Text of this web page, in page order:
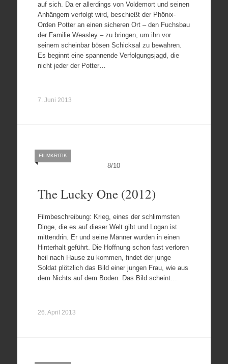
auf sich. Da er allerdings von Voldemort und seinen
Anhängern verfolgt wird, beschießt der Phönix-
Orden Potter an einen sicheren Ort – den Fuchsbau
der Familie Weasley – zu bringen, um ihn vor
seinem scheinbar bösen Schicksal zu bewahren.
Es beginnt eine spannende Verfolgungsjagd, die
nicht jeder der Potter…
7. Juni 2013
8/10
FILMKRITIK
The Lucky One (2012)
Filmbeschreibung: Krieg, eines der schlimmsten
Dinge, die es auf dieser Welt gibt und Logan ist
mittendrin. Er und seine Männer wurden in einen
Hinterhalt geführt. Die Hoffnung schon fast verloren
heil nach Hause zu kommen, findet der junge
Soldat plötzlich das Bild einer jungen Frau, wie aus
dem Nichts auf dem Boden. Das Bild scheint…
26. April 2013